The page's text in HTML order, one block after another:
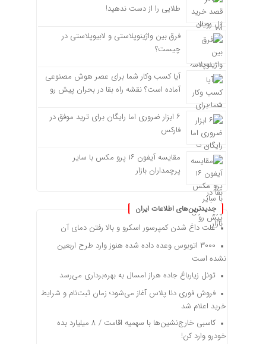
طلایی را از دست ندهید!
فرق بین واژینوپلاستی و لابیوپلاستی در
چیست؟
آیا کسب وکار شما برای عصر هوش مصنوعی
آماده است؟ نقشه راه بقا در بحران پیش رو
۶ ابزار ضروری اما رایگان برای ترید موفق در
فارکس
مقایسه آیفون ۱۶ پرو مکس با سایر
پرچمداران بازار
جدیدترین‌های اطلاعات ایران
علت داغ شدن کمپرسور اسکرو و بالا رفتن دمای آن
۳۰۰۰ اتوبوس وعده داده شده هنوز وارد طرح اربعین
نشده است
تونل زیارباغ جاده هراز امسال به بهره‌برداری می‌رسد
فروش فوری دنا پلاس آغاز می‌شود؛ زمان ثبت‌نام و شرایط
خرید اعلام شد
کاسبی خارج‌نشین‌ها با سهمیه اقامت / ۸ میلیارد بده
خودرو وارد کن!